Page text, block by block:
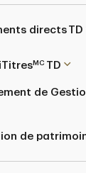
directs TD
MC TD
de
de